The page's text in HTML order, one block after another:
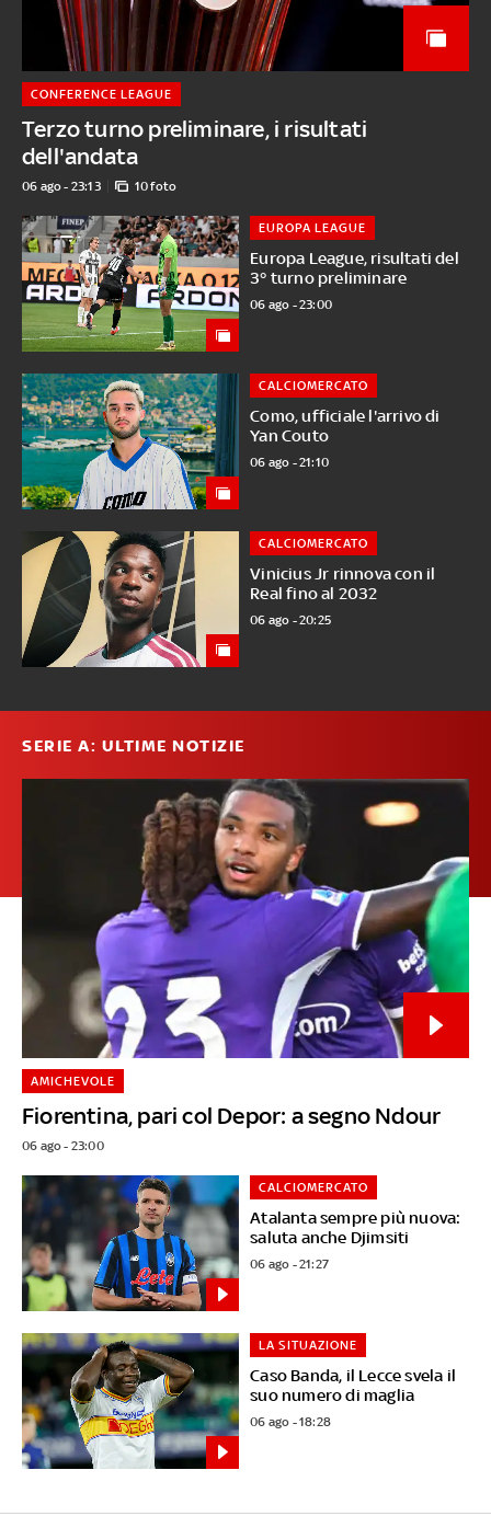
Terzo turno preliminare, i risultati
dell'andata
CONFERENCE LEAGUE
06 ago - 23:13 10 foto
Europa League, risultati del
3° turno preliminare
EUROPA LEAGUE
06 ago - 23:00
Como, ufficiale l'arrivo di
Yan Couto
CALCIOMERCATO
06 ago - 21:10
Vinicius Jr rinnova con il
Real fino al 2032
CALCIOMERCATO
06 ago - 20:25
SERIE A: ULTIME NOTIZIE
Fiorentina, pari col Depor: a segno Ndour
AMICHEVOLE
06 ago - 23:00
Atalanta sempre più nuova:
saluta anche Djimsiti
CALCIOMERCATO
06 ago - 21:27
Caso Banda, il Lecce svela il
suo numero di maglia
LA SITUAZIONE
06 ago - 18:28